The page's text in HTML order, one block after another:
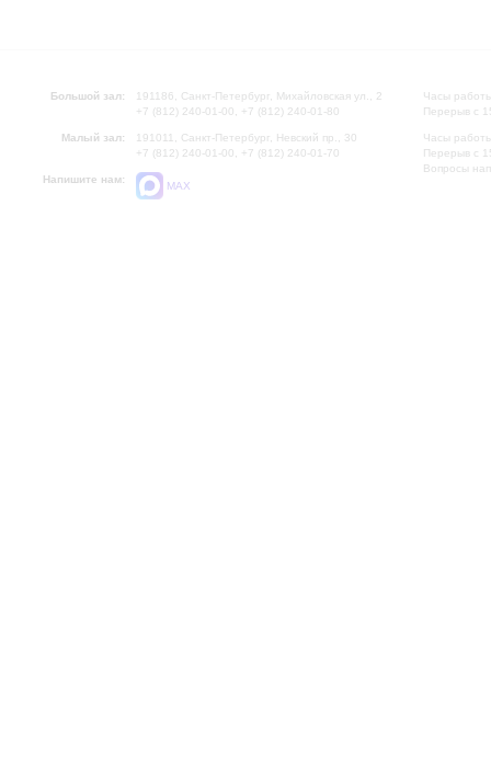
Большой зал:
191186, Санкт-Петербург, Михайловская ул., 2
+7 (812) 240-01-00, +7 (812) 240-01-80
Малый зал:
191011, Санкт-Петербург, Невский пр., 30
+7 (812) 240-01-00, +7 (812) 240-01-70
Напишите нам:
MAX
Часы
Перерыв с
Часы
Перерыв с
Вопросы